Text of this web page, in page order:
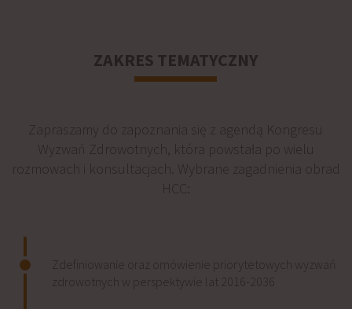
ZAKRES TEMATYCZNY
Zapraszamy do zapoznania się z agendą Kongresu
Wyzwań Zdrowotnych, która powstała po wielu
rozmowach i konsultacjach. Wybrane zagadnienia obrad
HCC:
Zdefiniowanie oraz omówienie priorytetowych wyzwań
zdrowotnych w perspektywie lat 2016-2036